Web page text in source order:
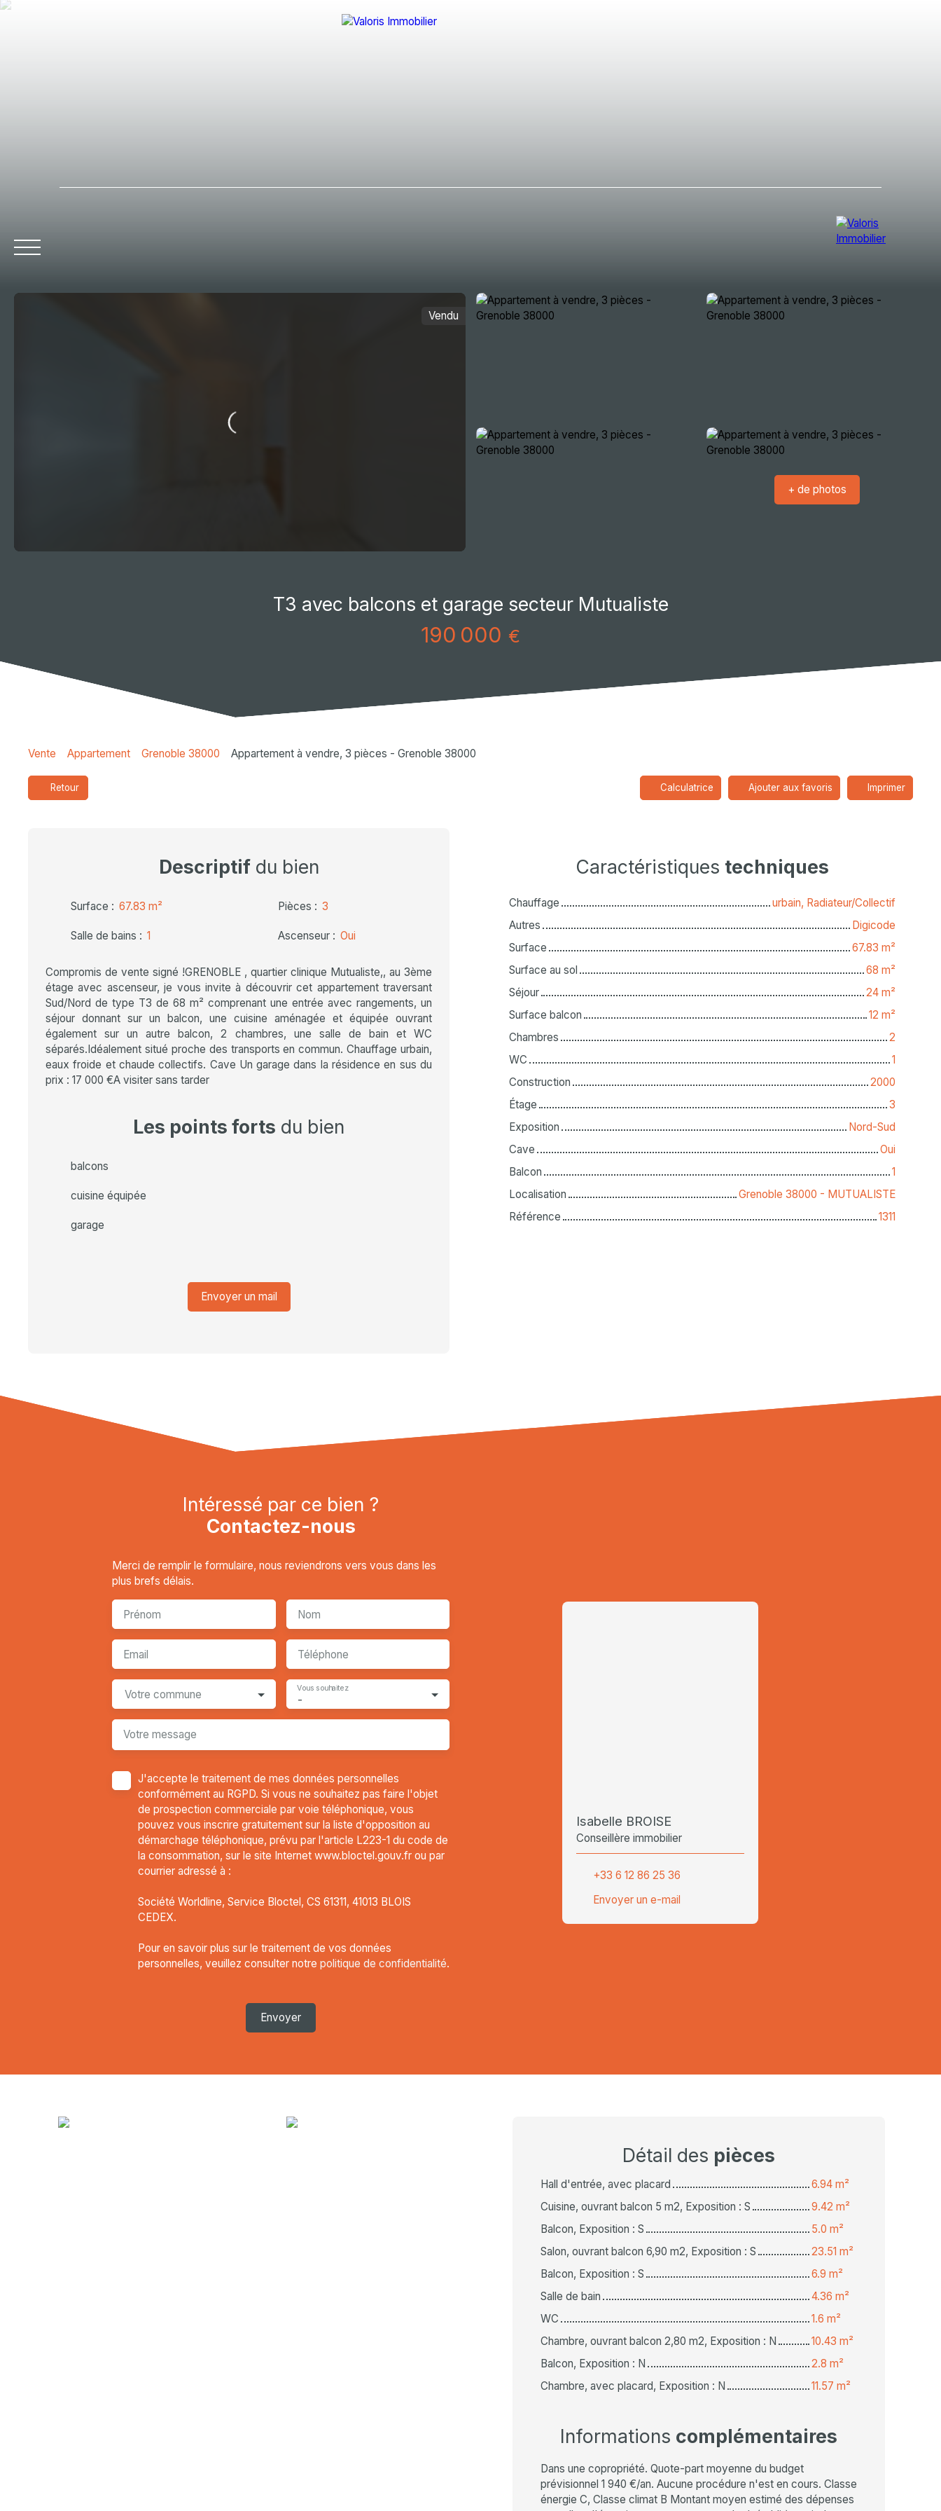
Immobilier d'entreprise Actualités Nous rencontrer
Vendu
+ de photos
T3 avec balcons et garage secteur Mutualiste
190 000 €
Vente Appartement Grenoble 38000 Appartement à vendre, 3 pièces - Grenoble 38000
Retour Calculatrice Ajouter aux favoris Imprimer
Descriptifdu bien
Surface : 67.83 m² Pièces : 3
Salle de bains : 1 Ascenseur : Oui
Compromis de vente signé !GRENOBLE , quartier clinique Mutualiste,, au 3ème
étage avec ascenseur, je vous invite à découvrir cet appartement traversant
Sud/Nord de type T3 de 68 m² comprenant une entrée avec rangements, un
séjour donnant sur un balcon, une cuisine aménagée et équipée ouvrant
également sur un autre balcon, 2 chambres, une salle de bain et WC
séparés.Idéalement situé proche des transports en commun. Chauffage urbain,
eaux froide et chaude collectifs. Cave Un garage dans la résidence en sus du
prix : 17 000 €A visiter sans tarder
Les points forts du bien
balcons
cuisine équipée
garage
Envoyer un mail
Caractéristiques techniques
Chauffage
urbain, Radiateur/Collectif
Autres
Digicode
Surface
67.83 m²
Surface au sol
68 m²
Séjour
24 m²
Surface balcon
12 m²
Chambres
2
WC
1
Construction
2000
Étage
3
Exposition
Nord-Sud
Cave
Oui
Balcon
1
Localisation
Grenoble 38000 - MUTUALISTE
Référence
1311
Intéressé par ce bien ?
Contactez-nous
Merci de remplir le formulaire, nous reviendrons vers vous dans les
plus brefs délais.
Prénom Nom
Email Téléphone
Votre commune -
Vous souhaitez
Votre message
J'accepte le traitement de mes données personnelles
conformément au RGPD. Si vous ne souhaitez pas faire l'objet
de prospection commerciale par voie téléphonique, vous
pouvez vous inscrire gratuitement sur la liste d'opposition au
démarchage téléphonique, prévu par l'article L223-1 du code de
la consommation, sur le site Internet www.bloctel.gouv.fr ou par
courrier adressé à :
Société Worldline, Service Bloctel, CS 61311, 41013 BLOIS
CEDEX.
Pour en savoir plus sur le traitement de vos données
personnelles, veuillez consulter notre politique de confidentialité.
Envoyer
Isabelle BROISE
Conseillère immobilier
+33 6 12 86 25 36
Envoyer un e-mail
Détail des pièces
Hall d'entrée, avec placard
6.94 m²
Cuisine, ouvrant balcon 5 m2, Exposition : S
9.42 m²
Balcon, Exposition : S
5.0 m²
Salon, ouvrant balcon 6,90 m2, Exposition : S
23.51 m²
Balcon, Exposition : S
6.9 m²
Salle de bain
4.36 m²
WC
1.6 m²
Chambre, ouvrant balcon 2,80 m2, Exposition : N
10.43 m²
Balcon, Exposition : N
2.8 m²
Chambre, avec placard, Exposition : N
11.57 m²
Informations complémentaires
Dans une copropriété. Quote-part moyenne du budget
prévisionnel 1 940 €/an. Aucune procédure n'est en cours. Classe
énergie C, Classe climat B Montant moyen estimé des dépenses